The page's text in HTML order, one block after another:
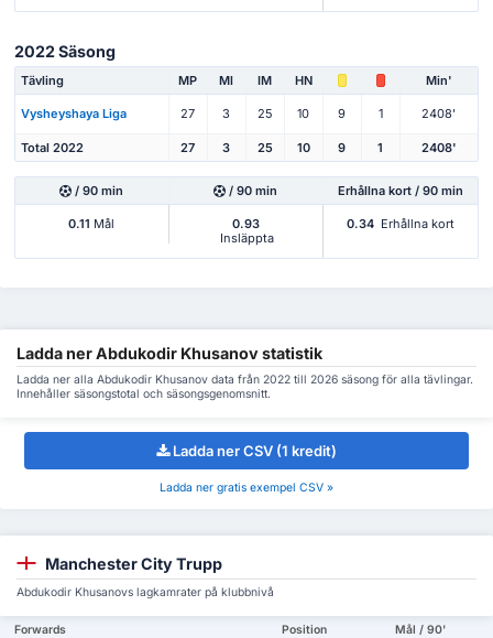
2022 Säsong
Tävling MP Ml IM HN Min'
Vysheyshaya Liga 27 3 25 10 9 1 2408'
Total 2022 27 3 25 10 9 1 2408'
/ 90 min / 90 min Erhållna kort / 90 min
0.11 Mål
0.93
Insläppta
0.34 Erhållna kort
Ladda ner Abdukodir Khusanov statistik
Ladda ner alla Abdukodir Khusanov data från 2022 till 2026 säsong för alla tävlingar.
Innehåller säsongstotal och säsongsgenomsnitt.
Ladda ner CSV (1 kredit)
Ladda ner gratis exempel CSV »
Manchester City Trupp
Abdukodir Khusanovs lagkamrater på klubbnivå
Forwards Position Mål / 90'